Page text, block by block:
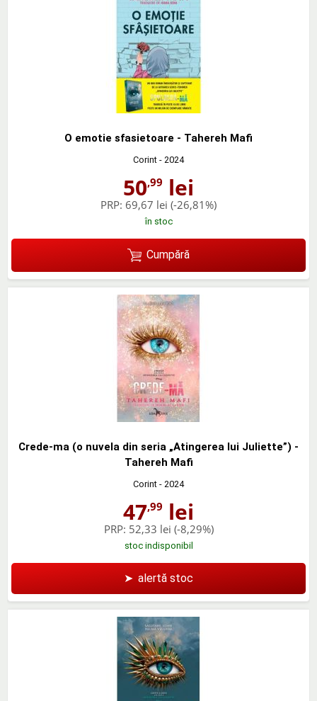
O emotie sfasietoare - Tahereh Mafi
Corint - 2024
50,99 lei
PRP: 69,67 lei (-26,81%)
în stoc
Cumpără
Crede-ma (o nuvela din seria „Atingerea lui Juliette”) -
Tahereh Mafi
Corint - 2024
47,99 lei
PRP: 52,33 lei (-8,29%)
stoc indisponibil
➤ alertă stoc